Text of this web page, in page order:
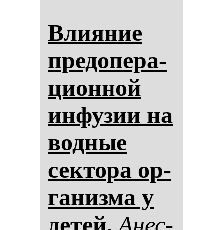
Вли­яние
пре­до­пе­ра­
ци­он­ной
ин­фу­зии на
вод­ные
сек­то­ра ор­
га­низ­ма у
де­тей. Анес­